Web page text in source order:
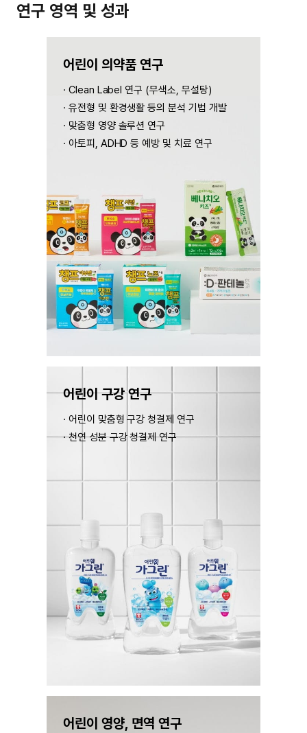
연구 영역 및 성과
어린이 의약품 연구
Clean Label 연구 (무색소, 무설탕)
유전형 및 환경생활 등의분석 기법 개발
맞춤형 영양 솔루션 연구
아토피, ADHD 등 예방 및 치료 연구
어린이구강 연구
어린이 맞춤형 구강 청결제 연구
천연 성분 구강 청결제 연구
어린이 영양, 면역 연구